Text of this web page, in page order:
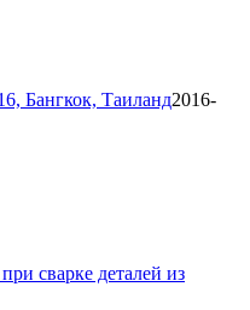
Бангкок, Таиланд2016-
сварке деталей из